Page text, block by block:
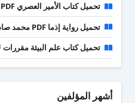
تحميل كتاب الأمير العصري PDF تأليف كارنز لورد كامل مجانا
تحميل رواية إذما PDF محمد صادق كامل مجانا
تحميل كتاب علم البيئة مقررات PDF السعودية 1443
أشهر المؤلفين